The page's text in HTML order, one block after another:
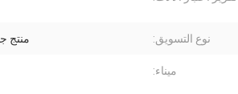
نوع التسويق: منتج
ميناء: